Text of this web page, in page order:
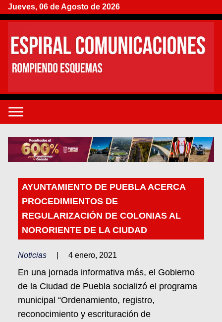
Jueves, 06 de Agosto de 2026
AYUNTAMIENTO DE PUEBLA ACERCA
PROCEDIMIENTOS DE
REGULARIZACIÓN DE COLONIAS AL
NORORIENTE DE LA CIUDAD
Noticias 4 enero, 2021
En una jornada informativa más, el Gobierno
de la Ciudad de Puebla socializó el programa
municipal “Ordenamiento, registro,
reconocimiento y escrituración de